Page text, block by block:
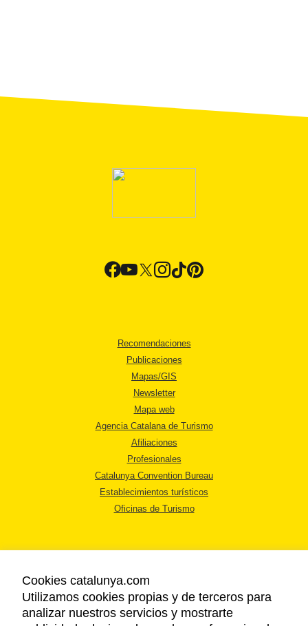
Recomendaciones
Publicaciones
Mapas/GIS
Newsletter
Mapa web
Agencia Catalana de Turismo
Afiliaciones
Profesionales
Catalunya Convention Bureau
Establecimientos turísticos
Oficinas de Turismo
AVISO LEGAL
POLÍTICA DE PRIVACIDAD
Cookies catalunya.com
Utilizamos cookies propias y de terceros para
analizar nuestros servicios y mostrarte